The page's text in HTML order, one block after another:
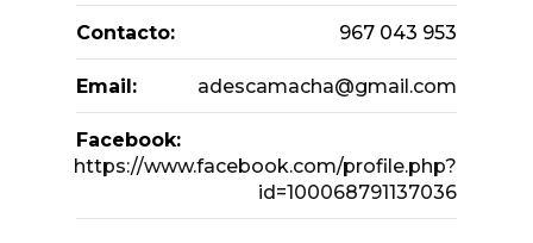
Contacto: 967 043 953
Email: adescamacha@gmail.com
Facebook:
https://www.facebook.com/profile.php?
id=100068791137036